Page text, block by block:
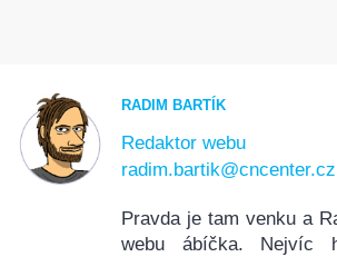
RADIM BARTÍK
Redaktor webu
radim.bartik@cncenter.cz
Pravda je tam venku a
webu ábíčka. Nejvíc